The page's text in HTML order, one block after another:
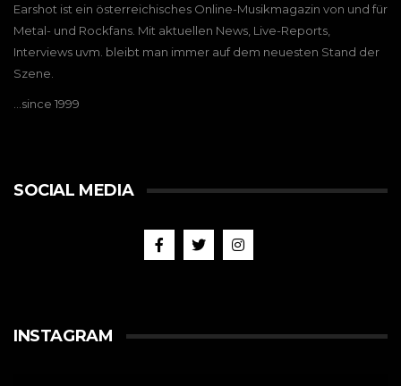
Earshot ist ein österreichisches Online-Musikmagazin von und für
Metal- und Rockfans. Mit aktuellen News, Live-Reports,
Interviews uvm. bleibt man immer auf dem neuesten Stand der
Szene.
…since 1999
SOCIAL MEDIA
INSTAGRAM